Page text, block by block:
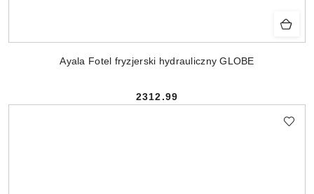
Ayala Fotel fryzjerski hydrauliczny GLOBE
Cena:
2312.99